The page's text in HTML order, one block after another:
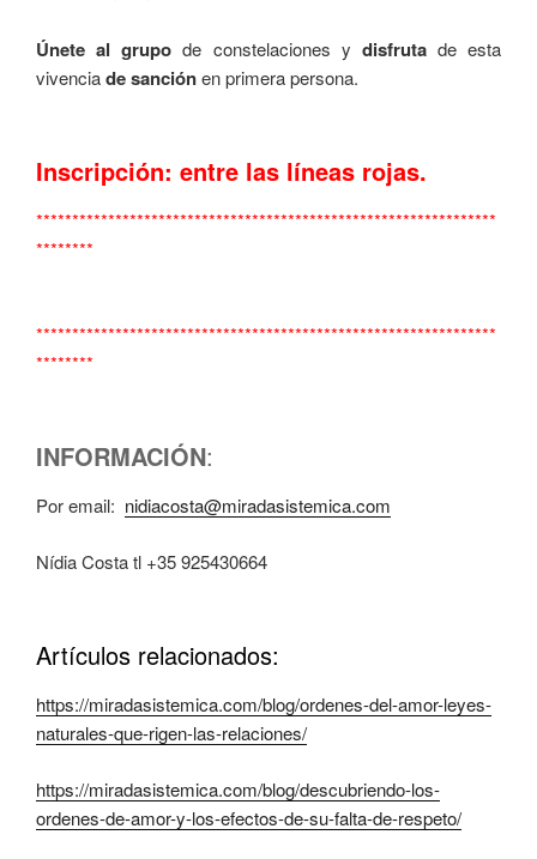
Únete al grupode constelaciones y disfrutade esta
vivenciade sanciónen primera persona.
Inscripción: entre las líneas rojas.
****************************************************************
********
****************************************************************
********
INFORMACIÓN:
Por email: nidiacosta@miradasistemica.com
Nídia Costa tl +35 925430664
Artículos relacionados:
https://miradasistemica.com/blog/ordenes-del-amor-leyes-
naturales-que-rigen-las-relaciones/
https://miradasistemica.com/blog/descubriendo-los-
ordenes-de-amor-y-los-efectos-de-su-falta-de-respeto/